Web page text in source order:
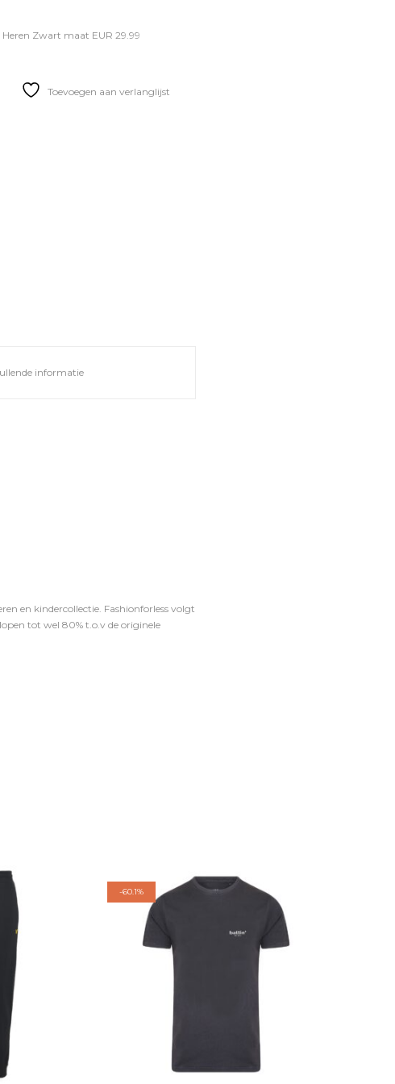
Zwart maat EUR 29.99
Toevoegen aan verlanglijst
informatie
en kindercollectie. Fashionforless volgt
tot wel 80% t.o.v de originele
-60.1%